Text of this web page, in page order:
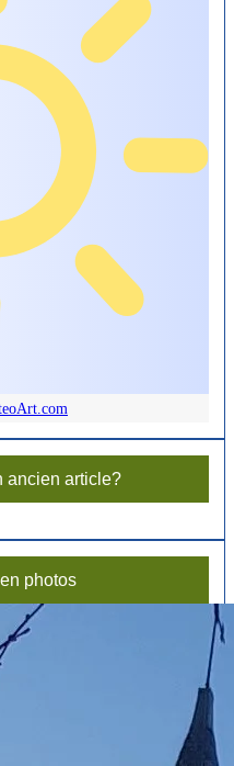
ancien article?
photos